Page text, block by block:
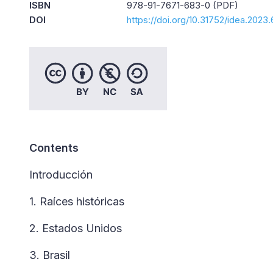
ISBN
978-91-7671-683-0 (PDF)
DOI
https://doi.org/10.31752/
Contents
Introducción
1. Raíces históricas
2. Estados Unidos
3. Brasil